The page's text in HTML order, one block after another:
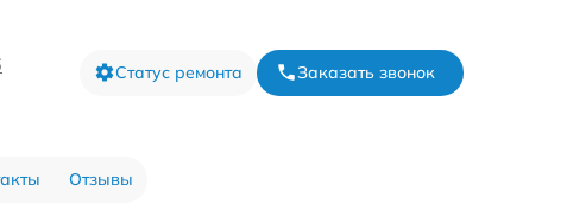
Статус ремонта Заказать звонок
Отзывы